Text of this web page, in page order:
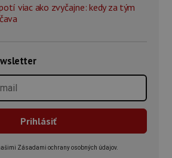
viac ako zvyčajne: kedy za tým
Zásadami ochrany osobných údajov.